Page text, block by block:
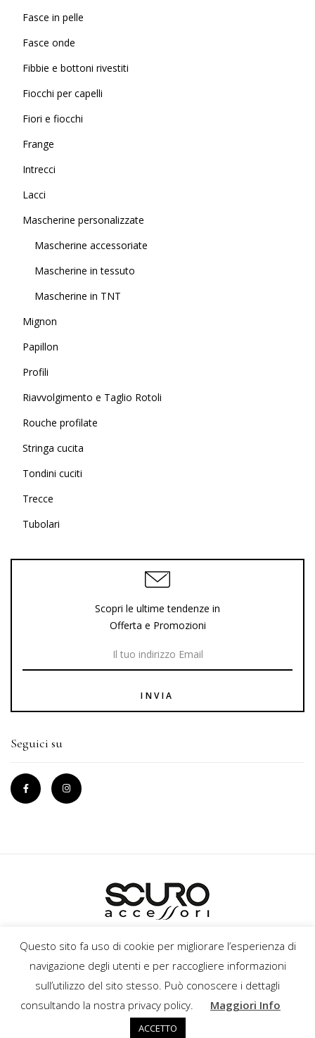
Fasce in pelle
Fasce onde
Fibbie e bottoni rivestiti
Fiocchi per capelli
Fiori e fiocchi
Frange
Intrecci
Lacci
Mascherine personalizzate
Mascherine accessoriate
Mascherine in tessuto
Mascherine in TNT
Mignon
Papillon
Profili
Riavvolgimento e Taglio Rotoli
Rouche profilate
Stringa cucita
Tondini cuciti
Trecce
Tubolari
Scopri le ultime tendenze in
Offerta e Promozioni
INVIA
Seguici su
TERMINI E CONDIZIONI
CREDITS
© 2020 SCUROACCESSORI di Filannino Nicola • P.Iva
05702140723. Tutti i diritti riservati.
Questo sito fa uso di cookie per migliorare l’esperienza di
navigazione degli utenti e per raccogliere informazioni
sull’utilizzo del sito stesso. Può conoscere i dettagli
consultando la nostra privacy policy.
Maggiori Info
ACCETTO